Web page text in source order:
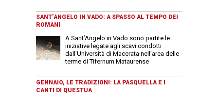
SANT’ANGELO IN VADO: A SPASSO AL TEMPO DEI
ROMANI
A Sant’Angelo in Vado sono partite le
iniziative legate agli scavi condotti
dall’Università di Macerata nell’area delle
terme di Tifernum Mataurense
GENNAIO, LE TRADIZIONI: LA PASQUELLA E I
CANTI DI QUESTUA